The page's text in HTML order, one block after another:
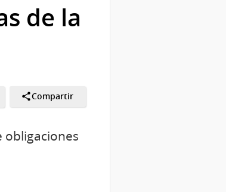
de la
Compartir
obligaciones